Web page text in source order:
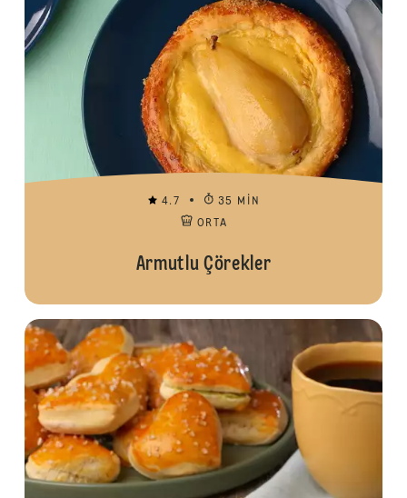
4.7
35 MIN
ORTA
Armutlu Çörekler